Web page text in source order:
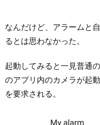
なんだけど、アラームと
るとは思わなかった。
起動してみると一見普通
のアプリ内のカメラが起
を要求される。